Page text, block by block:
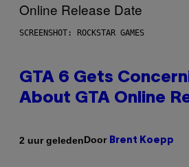
SCREENSHOT: ROCKSTAR GAMES
GTA 6 Gets
About GTA Online
2 uur geledenDoor Brent Koepp